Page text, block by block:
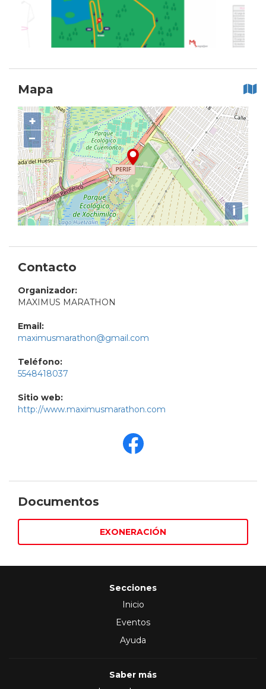
Mapa
+
−
i
Contacto
Organizador:
MAXIMUS MARATHON
Email:
maximusmarathon@gmail.com
Teléfono:
5548418037
Sitio web:
http://www.maximusmarathon.com
Documentos
EXONERACIÓN
Secciones
Inicio
Eventos
Ayuda
Saber más